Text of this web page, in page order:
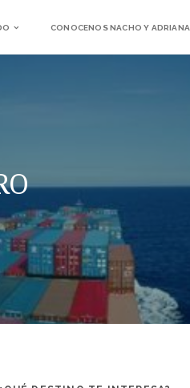
CONOCENOS NACHO Y ADRIANA